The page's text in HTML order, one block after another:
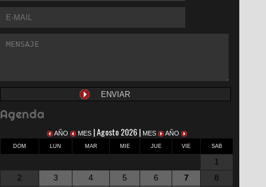
Agenda
AÑO MES | Agosto 2026 | MES AÑO
DOM LUN MAR MIE JUE VIE SAB
1
2
3 4 5 6 7 8